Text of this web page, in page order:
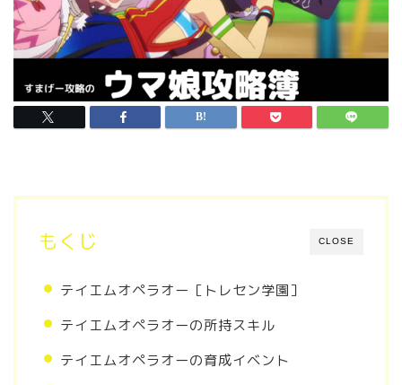
CLOSE
もくじ
テイエムオペラオー［トレセン学園］
テイエムオペラオーの所持スキル
テイエムオペラオーの育成イベント